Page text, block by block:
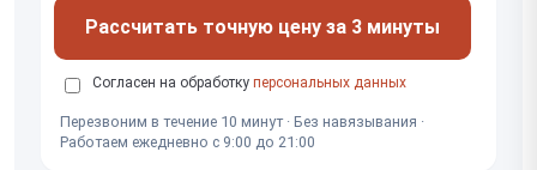
Рассчитать точную цену за 3 минуты
Согласен на обработку персональных данных
Перезвоним в течение 10 минут · Без навязывания ·
Работаем ежедневно с 9:00 до 21:00